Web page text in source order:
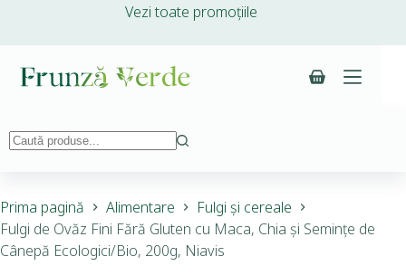
Vezi toate promoțiile
Prima pagină Alimentare
Fulgi și cereale
Fulgi de Ovăz Fini Fără Gluten cu Maca, Chia și Semințe de
Cânepă Ecologici/Bio, 200g, Niavis